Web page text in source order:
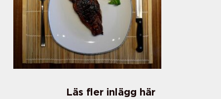
Läs fler inlägg här